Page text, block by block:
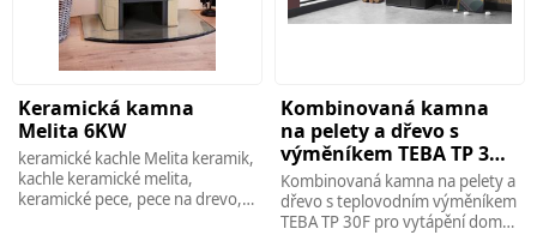
Keramická kamna
Melita 6KW
keramické kachle Melita keramik,
kachle keramické melita,
keramické pece, pece na drevo,
Kombinovaná kamna
na pelety a dřevo s
výměníkem TEBA TP 30F
30 kW
Kombinovaná kamna na pelety a
dřevo s teplovodním výměníkem
TEBA TP 30F pro vytápění domu i